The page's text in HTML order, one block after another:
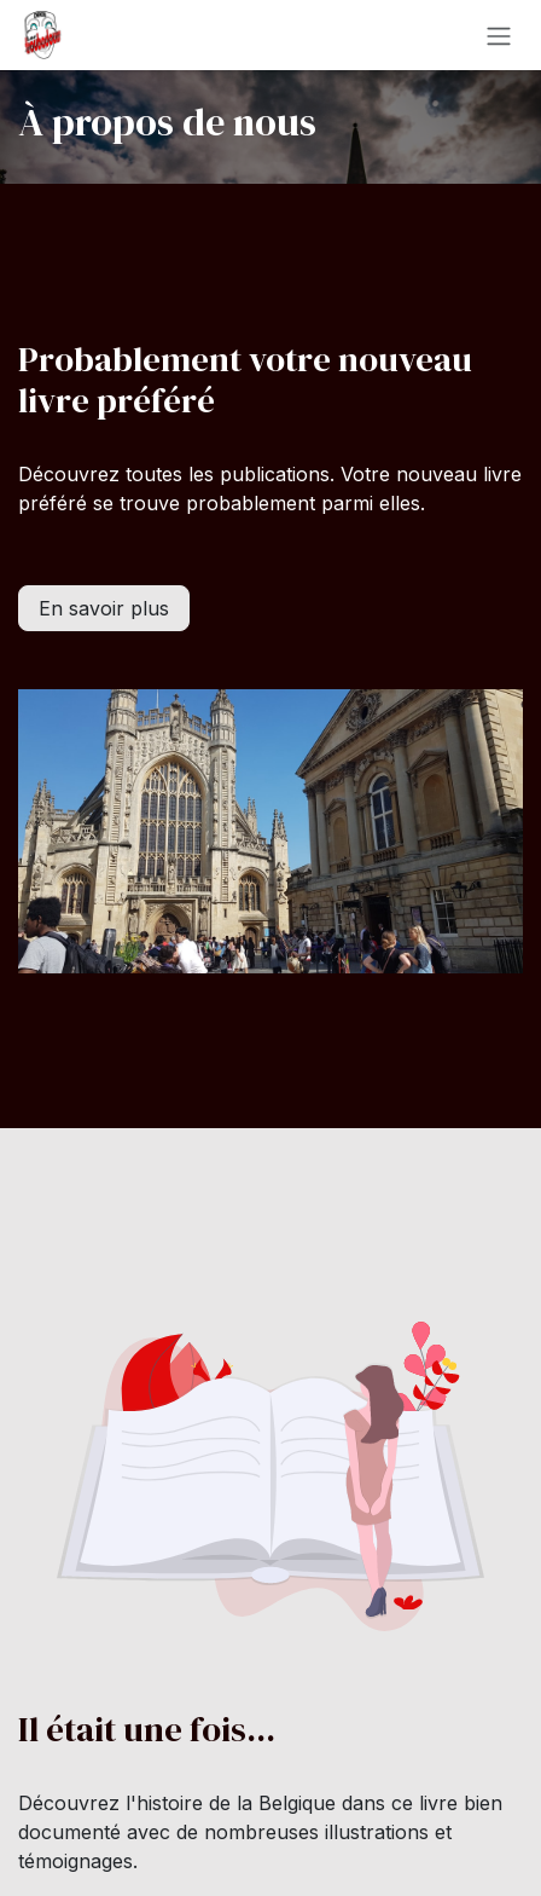
Se rendre au contenu
À propos de nous
Probablement votre nouveau
livre préféré
Découvrez toutes les publications. Votre nouveau livre
préféré se trouve probablement parmi elles.
En savoir plus
Il était une fois...
Découvrez l'histoire de la Belgique dans ce livre bien
documenté avec de nombreuses illustrations et
témoignages.